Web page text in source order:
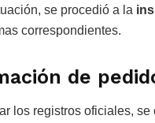
se procedió a la
correspondientes.
de
los registros oficiales,